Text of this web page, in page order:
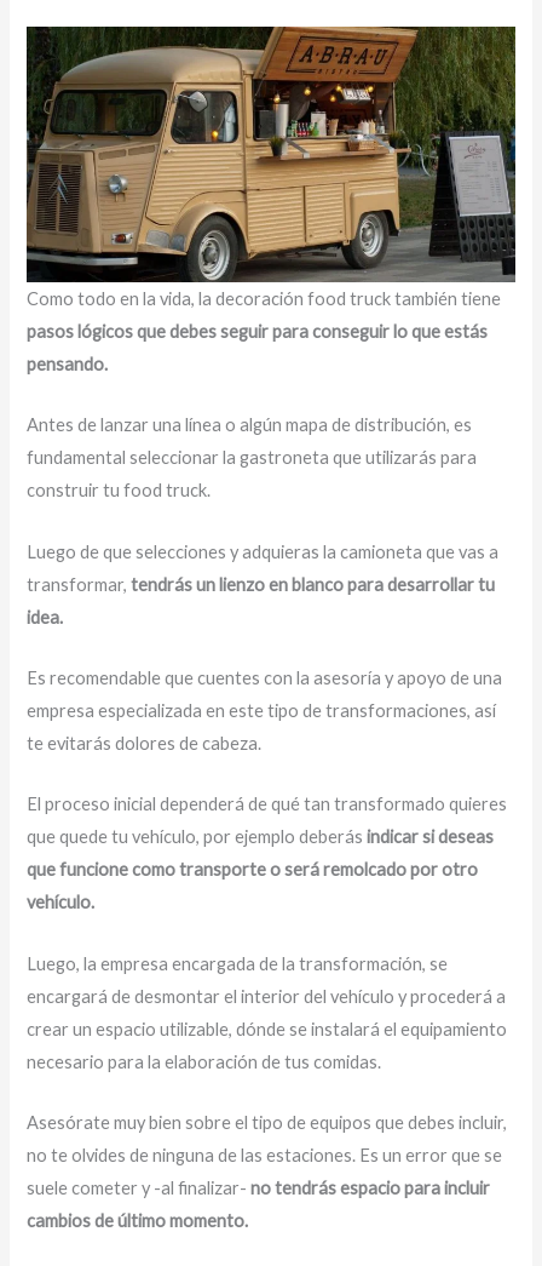
Como todo en la vida, la decoración food truck también tiene
pasos lógicos que debes seguir para conseguir lo que estás
pensando.
Antes de lanzar una línea o algún mapa de distribución, es
fundamental seleccionar la gastroneta que utilizarás para
construir tu food truck.
Luego de que selecciones y adquieras la camioneta que vas a
transformar,tendrás un lienzo en blanco para desarrollar tu
idea.
Es recomendable que cuentes con la asesoría y apoyo de una
empresa especializada en este tipo de transformaciones, así
te evitarás dolores de cabeza.
El proceso inicial dependerá de qué tan transformado quieres
que quede tu vehículo, por ejemplo deberásindicar si deseas
que funcione como transporte o será remolcado por otro
vehículo.
Luego, la empresa encargada de la transformación, se
encargará de desmontar el interior del vehículo y procederá a
crear un espacio utilizable, dónde se instalará el equipamiento
necesario para la elaboración de tus comidas.
Asesórate muy bien sobre el tipo de equipos que debes incluir,
no te olvides de ninguna de las estaciones. Es un error que se
suele cometer y -al finalizar-no tendrás espacio para incluir
cambios de último momento.